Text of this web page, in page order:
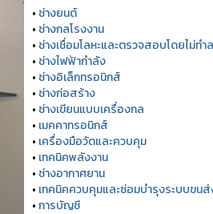
• ช่างยนต์
• ช่างกลโรงงาน
• ช่างเชื่อมโลหะและตรวจสอบโดยไม่ทำ
• ช่างไฟฟ้ากำลัง
• ช่างอิเล็กทรอนิกส์
• ช่างก่อสร้าง
• ช่างเขียนแบบเครื่องกล
• เมคคาทรอนิกส์
• เครื่องมือวัดและควบคุม
• เทคนิคพลังงาน
• ช่างอากาศยาน
• เทคนิคควบคุมและซ่อมบำรุงระบบขนส่
•การบัญชี